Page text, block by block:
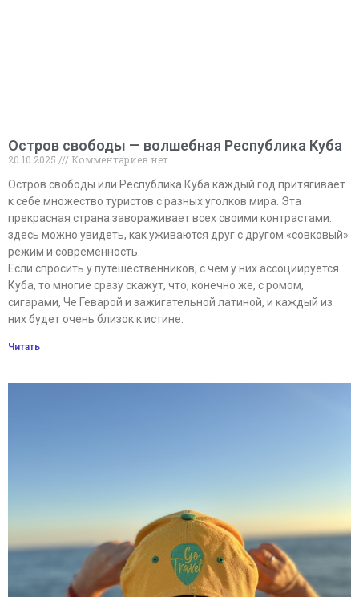
Остров свободы — волшебная Республика Куба
20.10.2025
Комментариев нет
Остров свободы или Республика Куба каждый год притягивает
к себе множество туристов с разных уголков мира. Эта
прекрасная страна завораживает всех своими контрастами:
здесь можно увидеть, как уживаются друг с другом «совковый»
режим и современность.
Если спросить у путешественников, с чем у них ассоциируется
Куба, то многие сразу скажут, что, конечно же, с ромом,
сигарами, Че Геварой и зажигательной латиной, и каждый из
них будет очень близок к истине.
Читать